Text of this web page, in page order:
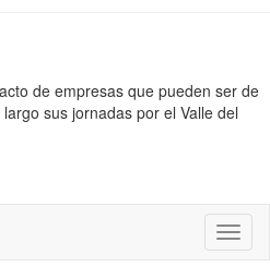
de empresas que pueden ser de
sus jornadas por el Valle del